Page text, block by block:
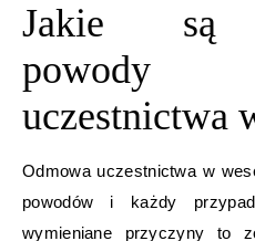
Jakie są
powody
uczestnictwa
Odmowa uczestnictwa w
powodów i każdy
wymieniane przyczyny to